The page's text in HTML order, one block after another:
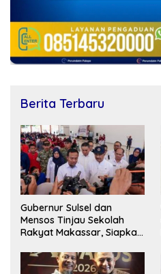
Berita Terbaru
Gubernur Sulsel dan
Mensos Tinjau Sekolah
Rakyat Makassar, Siapkan
Akses Pendidikan